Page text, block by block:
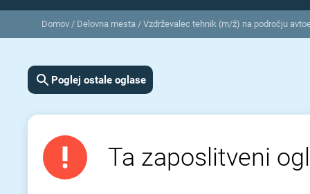
Domov / Delovna mesta / Vzdrževalec tehnik (m⁠/⁠ž) na področju
Poglej ostale oglase
Ta zaposlitveni